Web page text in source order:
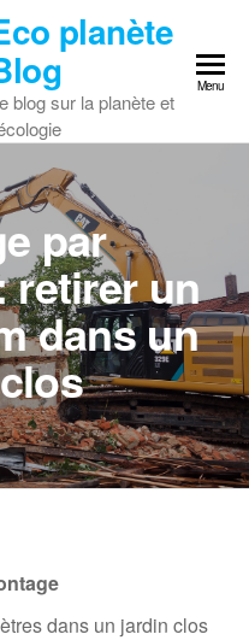
planète
blog sur la planète et
Menu
par
retirer un
dans un
dans un jardin clos